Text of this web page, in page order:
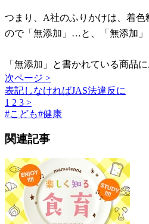
つまり、A社のふりかけは、着
ので「無添加」…と、「無添加」
「無添加」と書かれている商品
次ページ >
表記しなければJAS法違反に
1 2 3 >
#こども#健康
関連記事